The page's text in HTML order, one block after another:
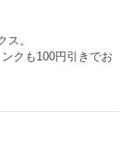
。
クも100円引きでお